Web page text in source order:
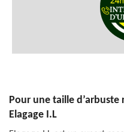
Pour une taille
Elagage I.L